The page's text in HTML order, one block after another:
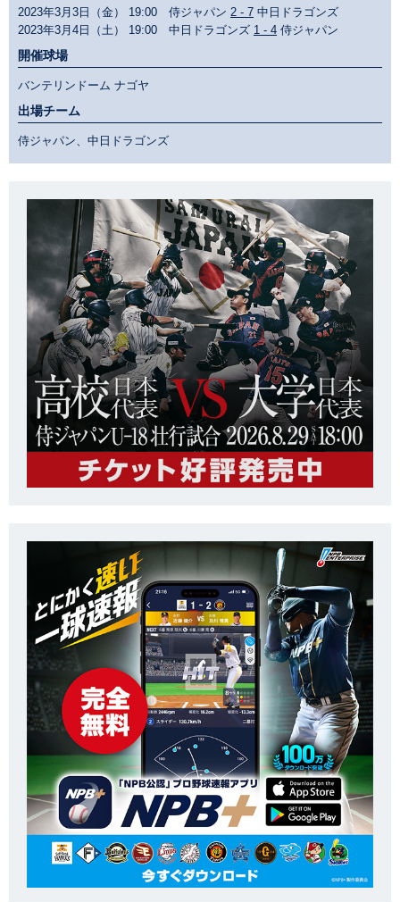
2023年3月3日（金） 19:00 侍ジャパン 2 - 7 中日ドラゴンズ
2023年3月4日（土） 19:00 中日ドラゴンズ 1 - 4 侍ジャパン
開催球場
バンテリンドーム ナゴヤ
出場チーム
侍ジャパン、中日ドラゴンズ